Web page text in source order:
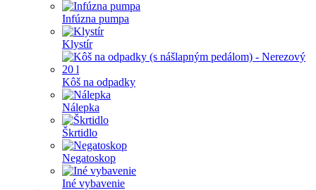
Infúzna pumpa
Klystír
Kôš na odpadky
Nálepka
Škrtidlo
Negatoskop
Iné vybavenie